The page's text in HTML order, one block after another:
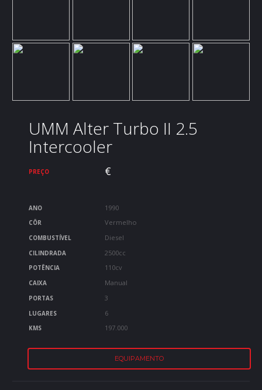
UMM Alter Turbo II 2.5
Intercooler
PREÇO €
ANO 1990
CÔR Vermelho
COMBUSTÍVEL Diesel
CILINDRADA 2500cc
POTÊNCIA 110cv
CAIXA Manual
PORTAS 3
LUGARES 6
KMS 197.000
EQUIPAMENTO